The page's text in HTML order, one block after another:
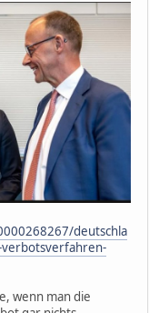
deutschla
wenn man die